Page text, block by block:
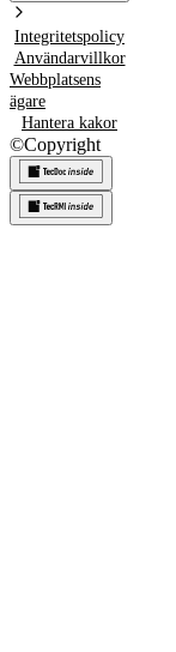
Integritetspolicy
Användarvillkor
Webbplatsens
ägare
Hantera kakor
©Copyright